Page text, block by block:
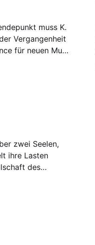
muss K.
Vergangenheit
für neuen Mut
zwei Seelen,
ihre Lasten
des